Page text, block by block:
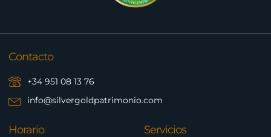
Contacto
+34 951 08 13 76
info@silvergoldpatrimonio.com
Horario Servicios